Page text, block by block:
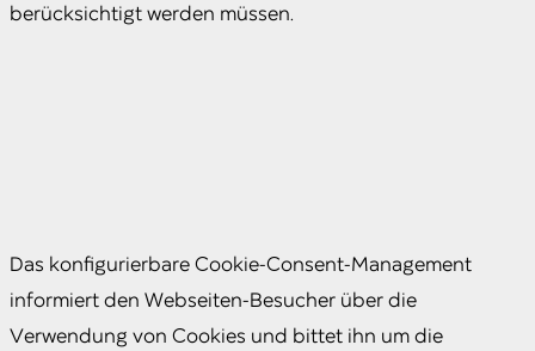
berücksichtigt werden müssen.
Das konfigurierbare Cookie-Consent-Management
informiert den Webseiten-Besucher über die
Verwendung von Cookies und bittet ihn um die